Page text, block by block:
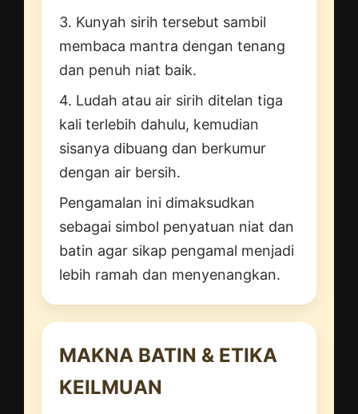
3. Kunyah sirih tersebut sambil
membaca mantra dengan tenang
dan penuh niat baik.
4. Ludah atau air sirih ditelan tiga
kali terlebih dahulu, kemudian
sisanya dibuang dan berkumur
dengan air bersih.
Pengamalan ini dimaksudkan
sebagai simbol penyatuan niat dan
batin agar sikap pengamal menjadi
lebih ramah dan menyenangkan.
MAKNA BATIN & ETIKA
KEILMUAN